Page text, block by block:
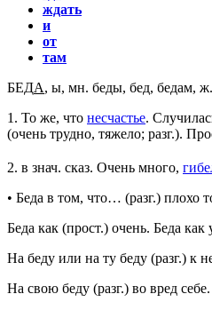
ждать
и
от
там
БЕДА, ы, мн. беды, бед, бедам, ж.
1. То же, что несчастье.
(очень трудно, тяжело; разг.).
2. в знач. сказ. Очень много,
• Беда в том, что… (разг.) плохо
Беда как (прост.) очень. Беда как
На беду или на ту беду (разг.) к
На свою беду (разг.) во вред себе.